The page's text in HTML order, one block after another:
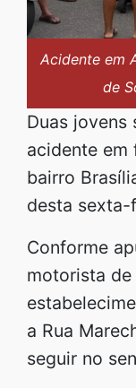
Acidente em
de
Duas jovens
acidente em
bairro
desta sexta-
Conforme
motorista
a Rua
seguir no